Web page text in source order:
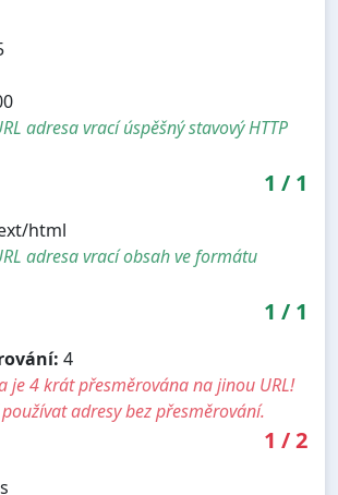
adresa vrací úspěšný stavový HTTP
1 / 1
html
adresa vrací obsah ve formátu
1 / 1
4
je 4 krát přesměrována na jinou URL!
adresy bez přesměrování.
1 /2